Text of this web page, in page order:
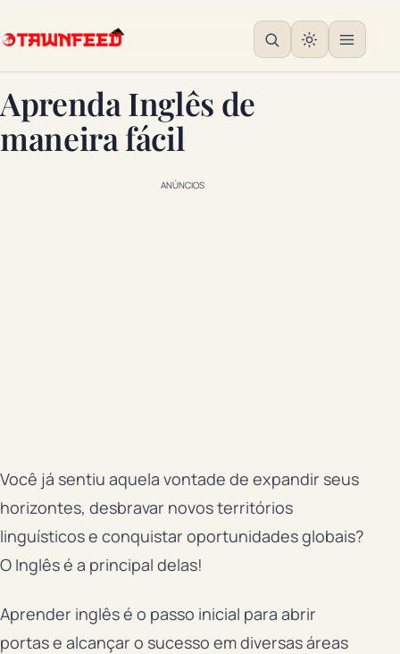
Aprenda Inglês de
maneira fácil
ANÚNCIOS
Você já sentiu aquela vontade de expandir seus
horizontes, desbravar novos territórios
linguísticos e conquistar oportunidades globais?
O Inglês é a principal delas!
Aprender inglês é o passo inicial para abrir
portas e alcançar o sucesso em diversas áreas